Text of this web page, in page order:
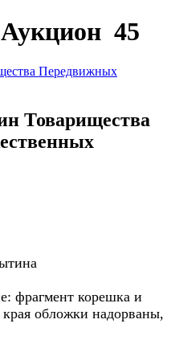
45
Товарищества
фрагмент корешка и
обложки надорваны,